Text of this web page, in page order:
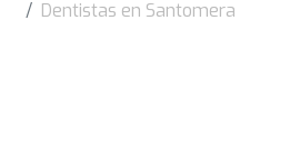
Dentistas en Santomera